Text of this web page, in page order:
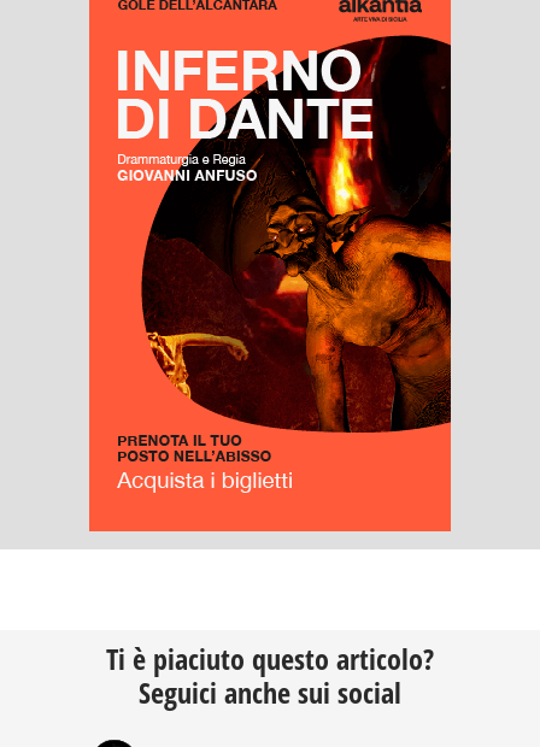
Ti è piaciuto questo articolo?
Seguici anche sui social